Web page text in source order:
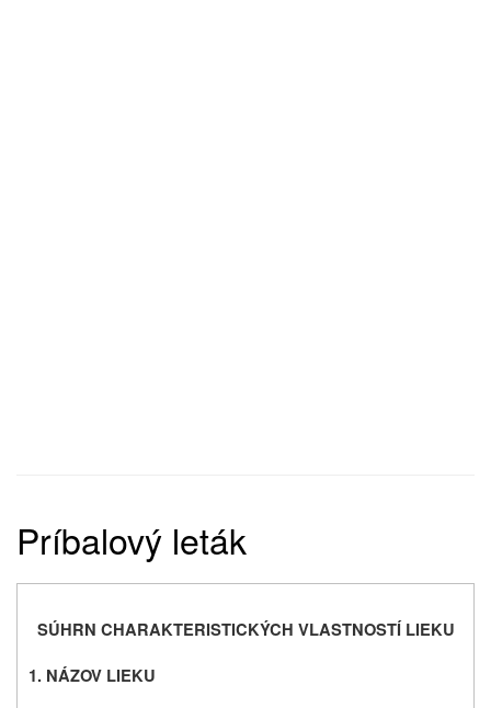
Príbalový leták
SÚHRN CHARAKTERISTICKÝCH VLASTNOSTÍ LIEKU
1. NÁZOV LIEKU